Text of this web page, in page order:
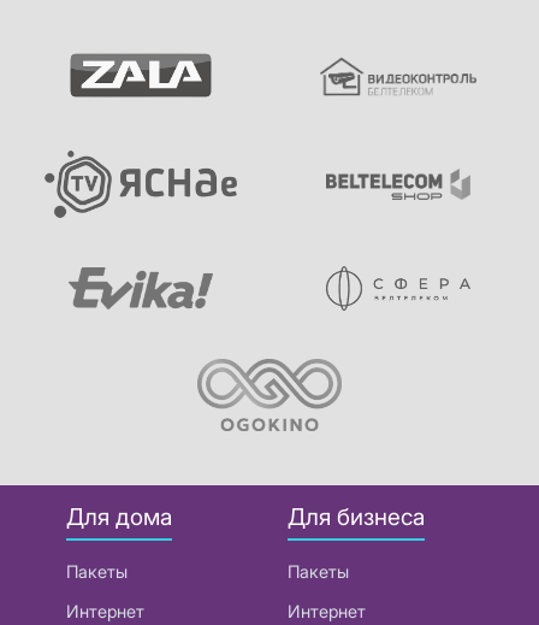
Для дома
Пакеты
Интернет
Для бизнеса
Пакеты
Интернет